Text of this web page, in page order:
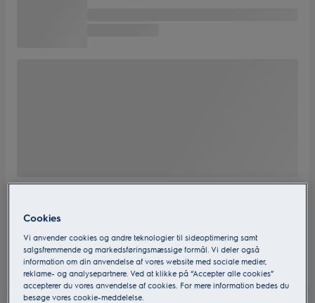
Cookies
Vi anvender cookies og andre teknologier til sideoptimering samt
salgsfremmende og markedsføringsmæssige formål. Vi deler også
information om din anvendelse af vores website med sociale medier,
reklame- og analysepartnere. Ved at klikke på “Accepter alle cookies”
accepterer du vores anvendelse af cookies. For mere information bedes du
besøge vores cookie-meddelelse.